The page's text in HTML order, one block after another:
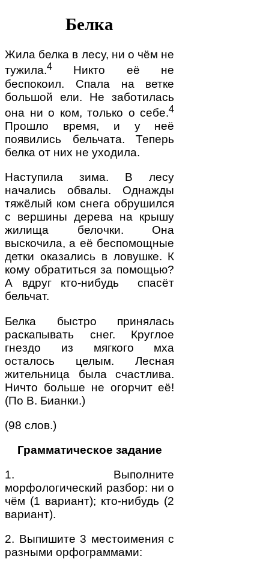
Белка
Жила белка в лесу, ни о чём не
тужила.4
Никто её не
беспокоил. Спала на ветке
большой ели. Не заботилась
она ни о ком, только о себе.4
Прошло время, и у неё
появились бельчата. Теперь
белка от них не уходила.
Наступила зима. В лесу
начались обвалы. Однажды
тяжёлый ком снега обрушился
с вершины дерева на крышу
жилища белочки. Она
выскочила, а её беспомощные
детки оказались в ловушке. К
кому обратиться за помощью?
А вдруг кто-нибудь спасёт
бельчат.
Белка быстро принялась
раскапывать снег. Круглое
гнездо из мягкого мха
осталось целым. Лесная
жительница была счастлива.
Ничто больше не огорчит её!
(По В. Бианки.)
(98 слов.)
Грамматическое задание
1. Выполните
морфологический разбор: ни о
чём (1 вариант); кто-нибудь (2
вариант).
2. Выпишите 3 местоимения с
разными орфограммами: